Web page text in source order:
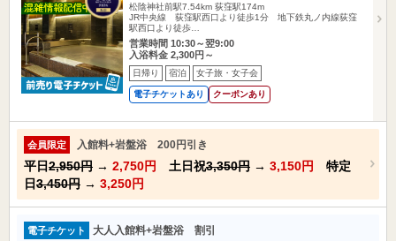
松陰神社前駅7.54km 荻窪駅174m
JR中央線 荻窪駅西口より徒歩1分 地下鉄丸ノ内線荻窪
駅西口より徒歩…
営業時間 10:30～翌9:00
入浴料金 2,300円～
日帰り 宿泊 女子旅・女子会
電子チケットあり クーポンあり
会員限定 入館料+岩盤浴 200円引き
平日2,950円 → 2,750円 土日祝3,350円 → 3,150円
特定
日3,450円 → 3,250円
電子チケット 大人入館料+岩盤浴 割引